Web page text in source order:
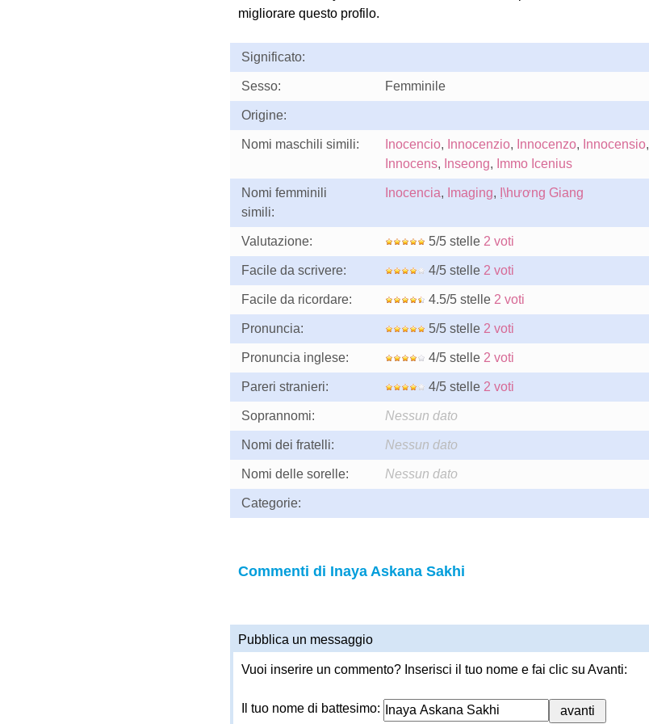
migliorare questo profilo.
Significato:
Sesso: Femminile
Origine:
Nomi maschili simili: Inocencio, Innocenzio, Innocenzo, Innocensio,
Innocens, Inseong, Immo Icenius
Nomi femminili
simili:
Inocencia, Imaging, Ị\hương Giang
Valutazione: 5/5 stelle 2 voti
Facile da scrivere: 4/5 stelle 2 voti
Facile da ricordare: 4.5/5 stelle 2 voti
Pronuncia: 5/5 stelle 2 voti
Pronuncia inglese: 4/5 stelle 2 voti
Pareri stranieri: 4/5 stelle 2 voti
Soprannomi: Nessun dato
Nomi dei fratelli: Nessun dato
Nomi delle sorelle: Nessun dato
Categorie:
Commenti di Inaya Askana Sakhi
Pubblica un messaggio
Vuoi inserire un commento? Inserisci il tuo nome e fai clic su Avanti:
Il tuo nome di battesimo: